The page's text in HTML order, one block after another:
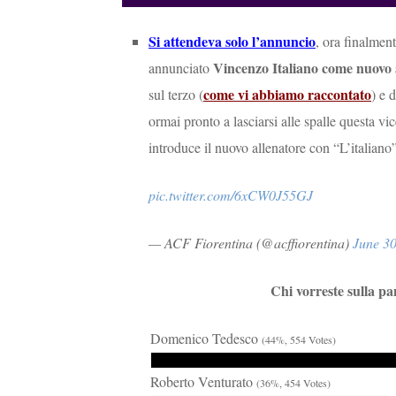
Si attendeva solo l’annuncio, ora
annunciatoVincenzo Italiano come
sul terzo (come vi abbiamo raccontato) e
ormai pronto a lasciarsi alle spalle questa
introduce il nuovo allenatore con
pic.twitter.com/6xCW0J55GJ
— ACF Fiorentina (@acffiorentina)June
Chi vorreste sulla
Domenico Tedesco (44%, 554 Votes)
Roberto Venturato (36%, 454 Votes)